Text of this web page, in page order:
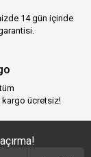
14 gün içinde
kargo ücretsiz!